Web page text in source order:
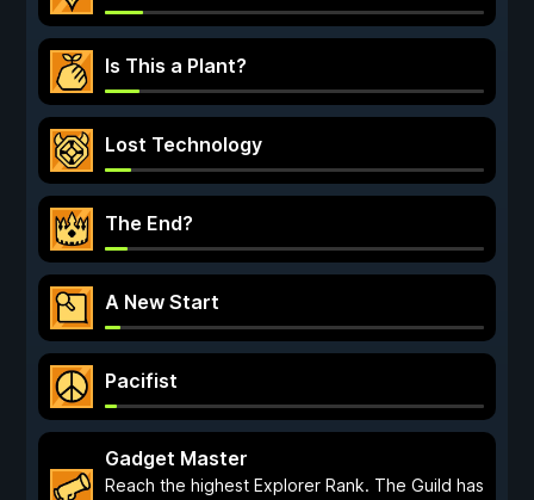
Is This a Plant?
Lost Technology
The End?
A New Start
Pacifist
Gadget Master
Reach the highest Explorer Rank. The Guild has